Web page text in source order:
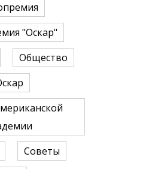
"Оскар"
Общество
Советы